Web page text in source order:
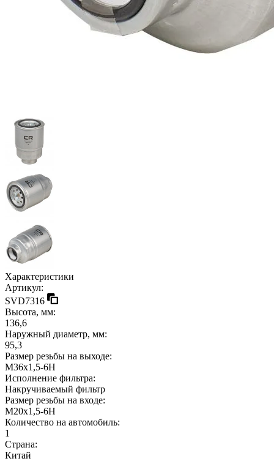
Характеристики
Артикул:
SVD7316
Высота, мм:
136,6
Наружный диаметр, мм:
95,3
Размер резьбы на выходе:
M36x1,5-6H
Исполнение фильтра:
Накручиваемый фильтр
Размер резьбы на входе:
M20x1,5-6H
Количество на автомобиль:
1
Страна:
Китай